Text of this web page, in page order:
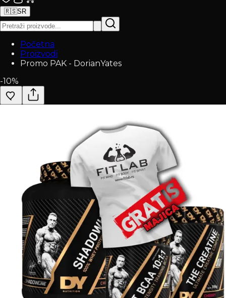
🇷🇸SR
Početna
Proizvodi
Promo PAK - DorianYates
-10%